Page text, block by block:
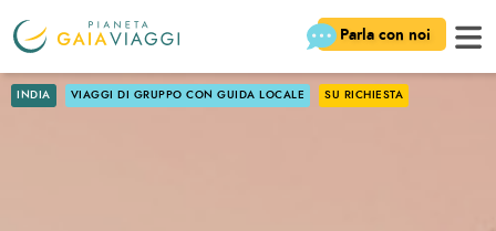
Parla con noi
INDIA VIAGGI DI GRUPPO CON GUIDA LOCALE SU RICHIESTA